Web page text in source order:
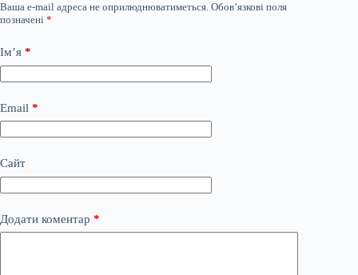
Ваша e-mail адреса не оприлюднюватиметься. Обов’язкові поля
позначені *
Ім’я *
Email *
Сайт
Додати коментар *